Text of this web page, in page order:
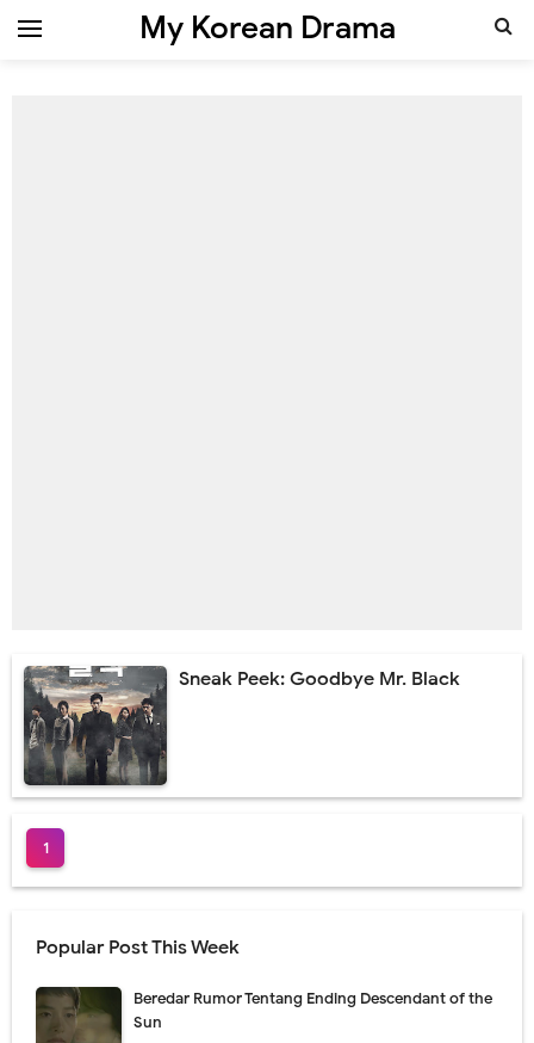
My Korean Drama
Sneak Peek: Goodbye Mr. Black
1
Popular Post This Week
Beredar Rumor Tentang Ending Descendant of the
Sun